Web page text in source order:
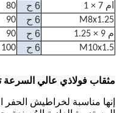
ام 7 × 1
6 ح 80
M8x1.25 6 ح 90
م 9 × 1.25 6 ح 90
M10x1.5 6 ح 100
مثقاب فولاذي عالي السرعة
إنها مناسبة لخراطيش الحفر